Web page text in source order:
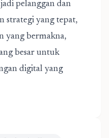
pelanggan dan
strategi yang tepat,
yang bermakna,
besar untuk
digital yang